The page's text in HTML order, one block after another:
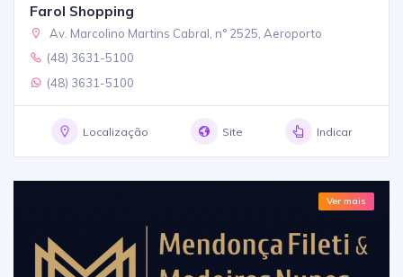
Farol Shopping
Av. Marcolino Martins Cabral, n° 2525, Aeroporto
(48) 3631-5100
(48) 3631-5100
Localização Site Indicar
Ver mais